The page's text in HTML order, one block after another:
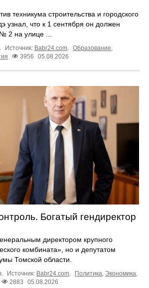
техникума строительства и городского
узнал, что к 1 сентября он должен
2 на улице ...
Источник: Babr24.com. Образование,
3956 05.08.2026
Богатый гендиректор
директором крупного
комбината», но и депутатом
Томской области.
Источник: Babr24.com Политика Экономика
2883 05.08.2026